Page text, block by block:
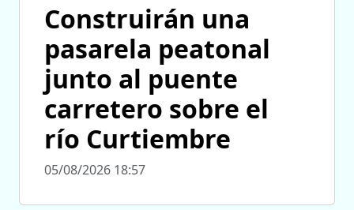
Construirán una
pasarela peatonal
junto al puente
carretero sobre el
río Curtiembre
05/08/2026 18:57